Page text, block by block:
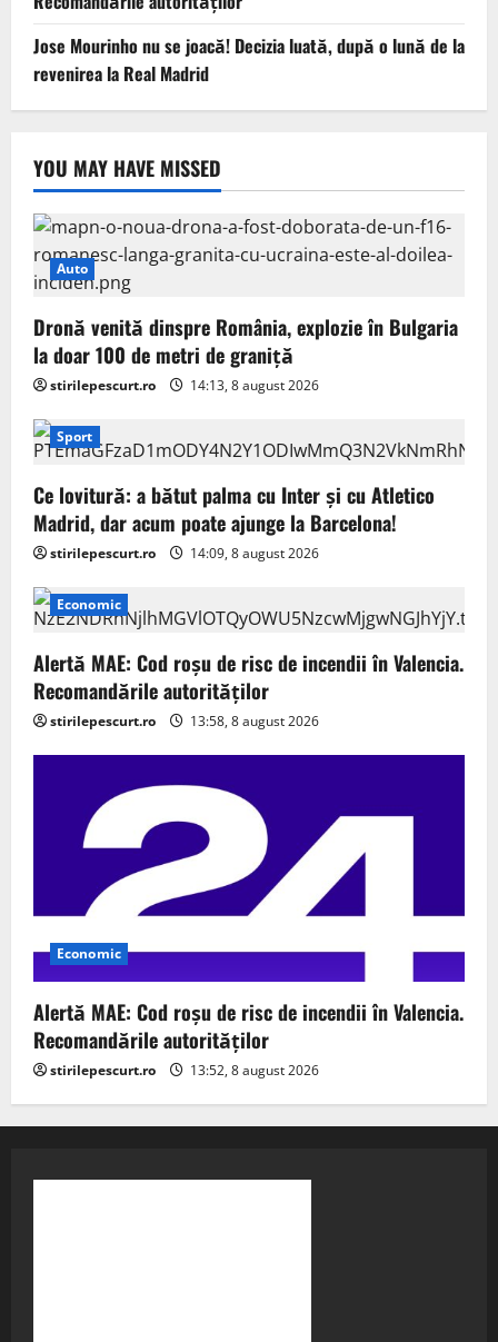
Jose Mourinho nu se joacă! Decizia luată, după o lună de la
revenirea la Real Madrid
YOU MAY HAVE MISSED
Auto
Dronă venită dinspre România, explozie în Bulgaria
la doar 100 de metri de graniță
stirilepescurt.ro 14:13, 8 august 2026
Sport
Ce lovitură: a bătut palma cu Inter și cu Atletico
Madrid, dar acum poate ajunge la Barcelona!
stirilepescurt.ro 14:09, 8 august 2026
Economic
Alertă MAE: Cod roșu de risc de incendii în Valencia.
Recomandările autorităților
stirilepescurt.ro 13:58, 8 august 2026
Economic
Alertă MAE: Cod roșu de risc de incendii în Valencia.
Recomandările autorităților
stirilepescurt.ro 13:52, 8 august 2026